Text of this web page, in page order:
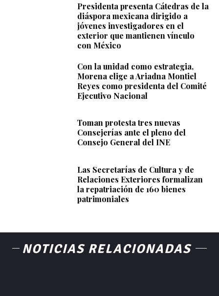
Presidenta presenta Cátedras de la
diáspora mexicana dirigido a
jóvenes investigadores en el
exterior que mantienen vínculo
con México
Con la unidad como estrategia,
Morena elige a Ariadna Montiel
Reyes como presidenta del Comité
Ejecutivo Nacional
Toman protesta tres nuevas
Consejerías ante el pleno del
Consejo General del INE
Las Secretarías de Cultura y de
Relaciones Exteriores formalizan
la repatriación de 160 bienes
patrimoniales
NOTICIAS RELACIONADAS